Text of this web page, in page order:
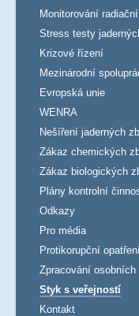
Monitorování
Stress testy
Krizové řízení
Mezinárodní
Evropská unie
WENRA
Nešíření jaderných
Zákaz chemických
Zákaz biologických
Plány kontrolní
Odkazy
Pro média
Protikorupční
Zpracování osobních
Styk s veřejností
Kontakt